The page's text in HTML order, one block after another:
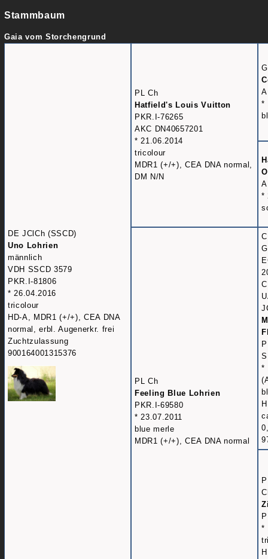
Stammbaum
Gaia vom Storchengrund
DE JClCh (SSCD)
Uno Lohrien
männlich
VDH SSCD 3579
PKR.I-81806
* 26.04.2016
tricolour
HD-A, MDR1 (+/+), CEA DNA
normal, erbl. Augenerkr. frei
Zuchtzulassung
900164001315376
PL Ch
Hatfield's Louis Vuitton
PKR.I-76265
AKC DN40657201
* 21.06.2014
tricolour
MDR1 (+/+), CEA DNA normal,
DM N/N
*
*
PL Ch
Feeling Blue Lohrien
PKR.I-69580
* 23.07.2011
blue merle
MDR1 (+/+), CEA DNA normal
*
*